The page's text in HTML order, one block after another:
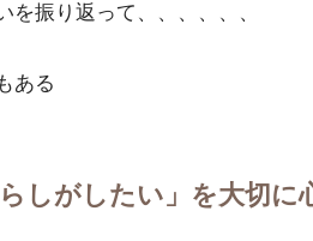
を振り返って、、、、、、
ある
らしがしたい」を大切